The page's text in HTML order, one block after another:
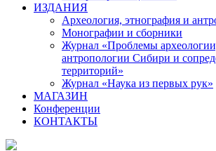
ИЗДАНИЯ
Археология, этнография и
Монографии и сборники
Журнал «Проблемы
антропологии Сибири и
территорий»
Журнал «Наука из первых рук»
МАГАЗИН
Конференции
КОНТАКТЫ